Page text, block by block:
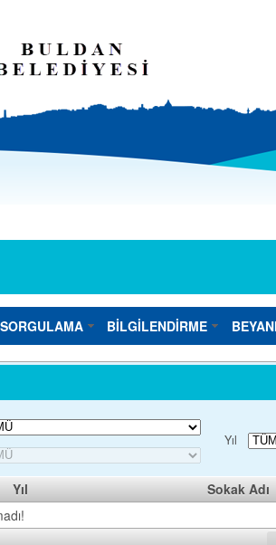
SORGULAMA BİLGİLENDİRME
Yıl
Yıl
Sokak Adı